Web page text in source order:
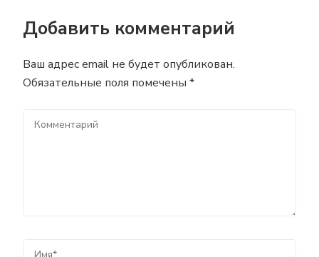
Добавить комментарий
Ваш адрес email не будет опубликован.
Обязательные поля помечены *